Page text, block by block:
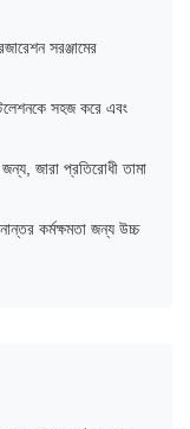
সরঞ্জামের
সহজ করে এবং
জারা প্রতিরোধী তামা
কর্মক্ষমতা জন্য উচ্চ